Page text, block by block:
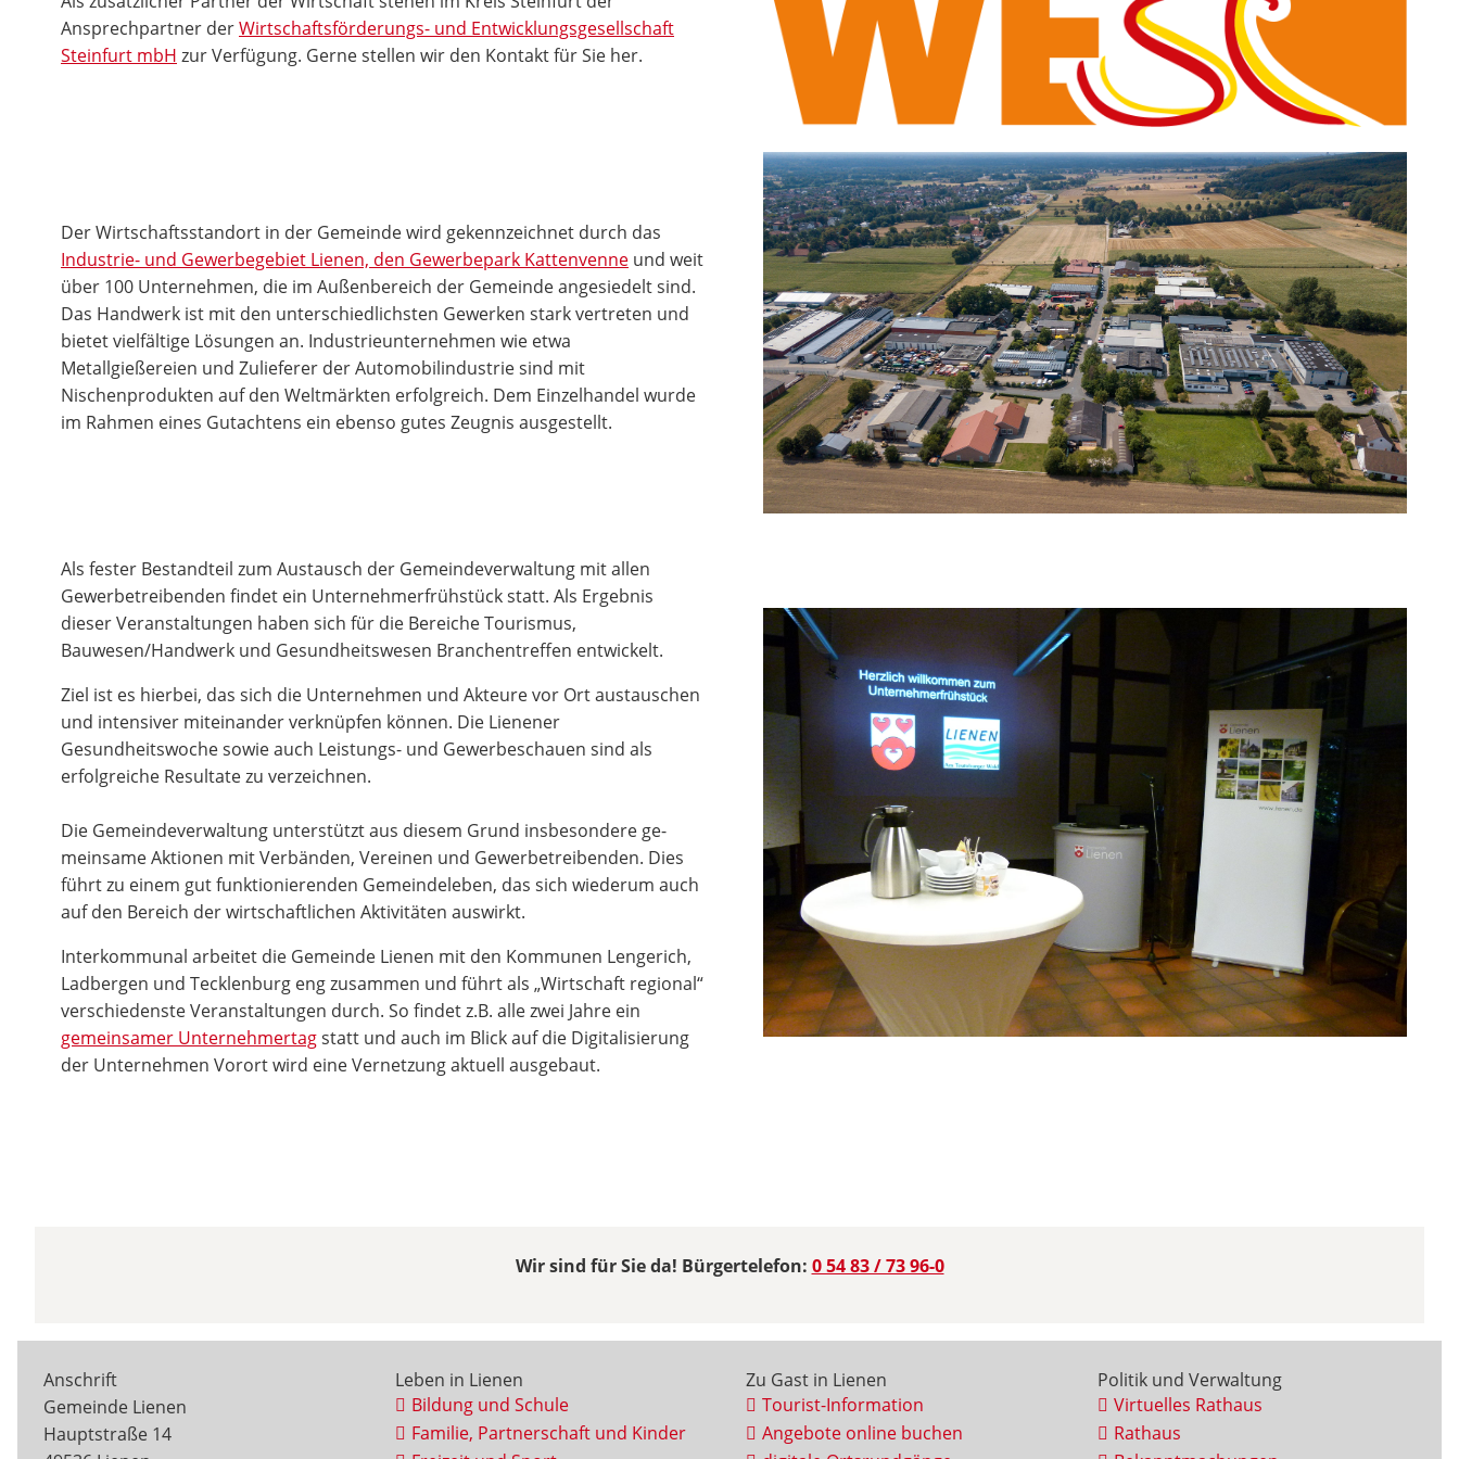
Ansprechpartner derWirtschaftsförderungs- und Entwicklungsgesellschaft
Steinfurt mbH zur Verfügung. Gerne stellen wir den Kontakt für Sie her.
Der Wirtschaftsstandort in der Gemeinde wird gekennzeichnet durch das
Industrie- und Gewerbegebiet Lienen, den Gewerbepark Kattenvenne und weit
über 100 Unternehmen, die im Außenbereich der Gemeinde angesiedelt sind.
Das Handwerk ist mit den unterschiedlichsten Gewerken stark vertreten und
bietet vielfältige Lösungen an. Industrie­unternehmen wie etwa
Metallgießereien und Zulieferer der Automobilindustrie sind mit
Nischenprodukten auf den Weltmärkten erfolgreich. Dem Einzelhandel wurde
im Rahmen eines Gutachtens ein ebenso gutes Zeugnis ausgestellt.
Als fester Bestandteil zum Austausch der Gemeindeverwaltung mit allen
Gewerbetreibenden findet ein Unternehmerfrühstück statt. Als Ergebnis
dieser Veranstaltungen haben sich für die Bereiche Tourismus,
Bauwesen/Handwerk und Gesundheitswesen Branchentreffen entwickelt.
Ziel ist es hierbei, das sich die Unternehmen und Akteure vor Ort austauschen
und intensiver miteinander verknüpfen können. Die Lienener
Gesundheitswoche sowie auch Leistungs- und Gewerbeschauen sind als
erfolgreiche Resultate zu verzeichnen.
Die Gemeindeverwaltung unterstützt aus die­sem Grund insbeson­dere ge­
meinsame Aktio­nen mit Verbänden, Ver­einen und Gewerbe­treiben­den. Dies
führt zu einem gut funktionierenden Ge­mein­deleben, das sich wiederum auch
auf den Bereich der wirtschaftlichen Aktivitäten auswirkt.
Interkommunal arbeitet die Gemeinde Lienen mit den Kommunen Lengerich,
Ladbergen und Tecklenburg eng zusammen und führt als „Wirtschaft regional“
verschiedenste Veranstaltungen durch. So findet z.B. alle zwei Jahre ein
gemeinsamer Unternehmertagstatt und auch im Blick auf die Digitalisierung
der Unternehmen Vorort wird eine Vernetzung aktuell ausgebaut.
Wir sind für Sie da! Bürgertelefon: 0 54 83 / 73 96-0
Anschrift
Gemeinde Lienen
Hauptstraße 14
Leben in Lienen
Bildung und Schule
Familie, Partnerschaft und Kinder
Zu Gast in Lienen
Tourist-Information
Angebote online buchen
Politik und Verwaltung
Virtuelles Rathaus
Rathaus